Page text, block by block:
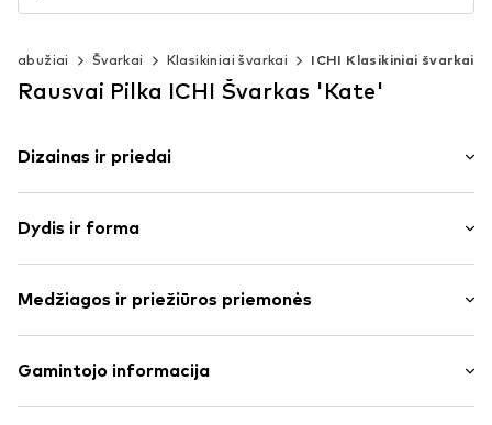
Drabužiai Švarkai Klasikiniai švarkai ICHI Klasikiniai švarkai
Rausvai Pilka ICHI Švarkas 'Kate'
Dizainas ir priedai
treningo medžiaga
Apykaklės atvartas
Apvadas / įleidžiamosios kišenės
Be pamušalo
Dydis ir forma
Ilgis: Normalaus ilgio
Pritaikomumas: Siauras prigludimas
Dydžių lentelė
Medžiagos ir priežiūros priemonės
Medžiaga: 74% Poliesteris – PES, 22% Viskozė, 4%
Gamintojo informacija